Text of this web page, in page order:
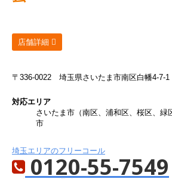
店舗詳細
〒336-0022 埼玉県さいたま市南区白幡4-7-
対応エリア
さいたま市（南区、浦和区、桜区、緑
市
埼玉エリアのフリーコール
0120-55-7549